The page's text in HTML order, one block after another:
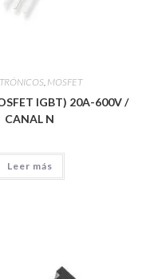
MOSFET
IGBT) 20A-600V /
CANAL N
Leer más